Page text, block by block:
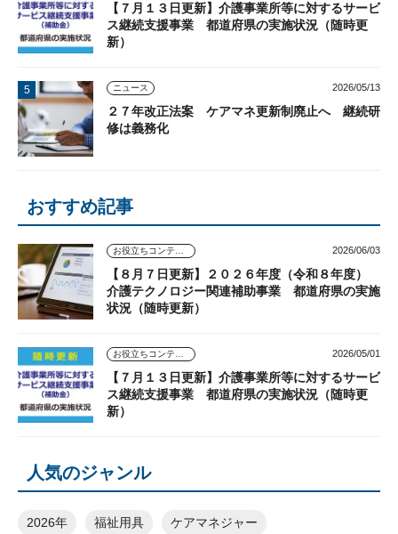
【７月１３日更新】介護事業所等に対するサービ
ス継続支援事業 都道府県の実施状況（随時更
新）
ニュース 2026/05/13
２７年改正法案 ケアマネ更新制廃止へ 継続研
修は義務化
おすすめ記事
2026/06/03
【８月７日更新】２０２６年度（令和８年度）
介護テクノロジー関連補助事業 都道府県の実施
状況（随時更新）
2026/05/01
【７月１３日更新】介護事業所等に対するサービ
ス継続支援事業 都道府県の実施状況（随時更
新）
人気のジャンル
2026年 福祉用具 ケアマネジャー